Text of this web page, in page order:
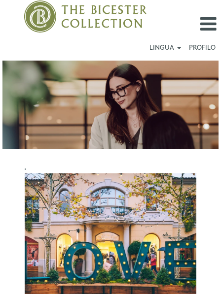
LINGUA PROFILO
Rozas
Village_IT